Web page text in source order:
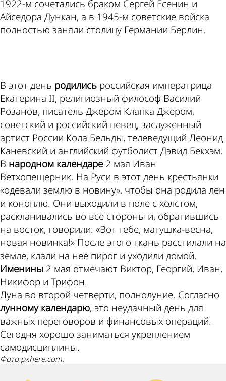
1922-м сочетались браком Сергей Есенин и
Айседора Дункан, а в 1945-м советские войска
полностью заняли столицу Германии Берлин.
В этот день родились российская императрица
Екатерина II, религиозный философ Василий
Розанов, писатель Джером Клапка Джером,
советский и российский певец, заслуженный
артист России Кола Бельды, телеведущий Леонид
Каневский и английский футболист Дэвид Бекхэм.
В народном календаре2 мая Иван
Ветхопещерник. На Руси в этот день крестьянки
«одевали землю в новину», чтобы она родила лен
и коноплю. Они выходили в поле с холстом,
раскланивались во все стороны и, обратившись
на восток, говорили: «Вот тебе, матушка-весна,
новая новинка!» После этого ткань расстилали на
земле, клали на нее пирог и уходили домой.
Именины 2 мая отмечают Виктор, Георгий, Иван,
Никифор и Трифон.
Луна во второй четверти, полнолуние. Согласно
лунному календарю, это неудачный день для
важных переговоров и финансовых операций.
Сегодня хорошо заниматься укреплением
самодисциплины.
Фото pxhere.com.